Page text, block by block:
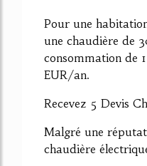
Pour une
une chaudière de
consommation de
EUR/an.
Recevez 5 Devis
Malgré une
chaudière